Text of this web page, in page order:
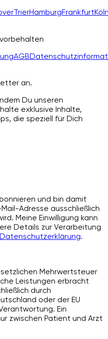
TrierHamburgFrankfurt
AGB
an.
Du unseren
exklusive Inhalte,
die speziell für Dich
und bin damit
Adresse ausschließlich
Meine Einwilligung kann
Details zur Verarbeitung
Datenschutzerklärung.
Mehrwertsteuer
Leistungen erbracht
durch
oder der EU
Ein
zwischen Patient und Arzt